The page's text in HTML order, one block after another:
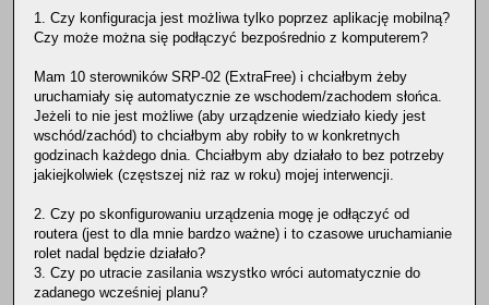
1. Czy konfiguracja jest możliwa tylko poprzez aplikację mobilną?
Czy może można się podłączyć bezpośrednio z komputerem?
Mam 10 sterowników SRP-02 (ExtraFree) i chciałbym żeby
uruchamiały się automatycznie ze wschodem/zachodem słońca.
Jeżeli to nie jest możliwe (aby urządzenie wiedziało kiedy jest
wschód/zachód) to chciałbym aby robiły to w konkretnych
godzinach każdego dnia. Chciałbym aby działało to bez potrzeby
jakiejkolwiek (częstszej niż raz w roku) mojej interwencji.
2. Czy po skonfigurowaniu urządzenia mogę je odłączyć od
routera (jest to dla mnie bardzo ważne) i to czasowe uruchamianie
rolet nadal będzie działało?
3. Czy po utracie zasilania wszystko wróci automatycznie do
zadanego wcześniej planu?